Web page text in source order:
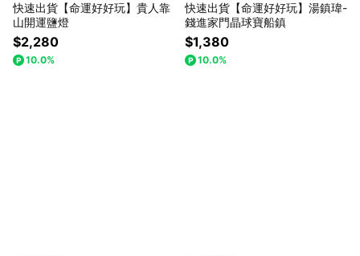
快速出貨【命運好好玩】貴人靠
山開運鹽燈
$2,280
10.0%
快速出貨【命運好好玩】湯鎮瑋-
錢進家門晶球寶船鎮
$1,380
10.0%